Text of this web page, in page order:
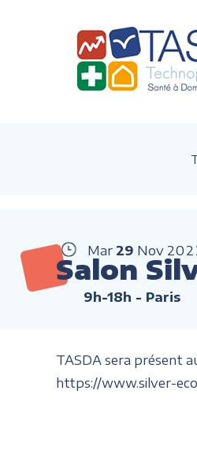
Mar 29 Nov
Salon
9h-18h - Paris
TASDA sera présent
https://www.silver-